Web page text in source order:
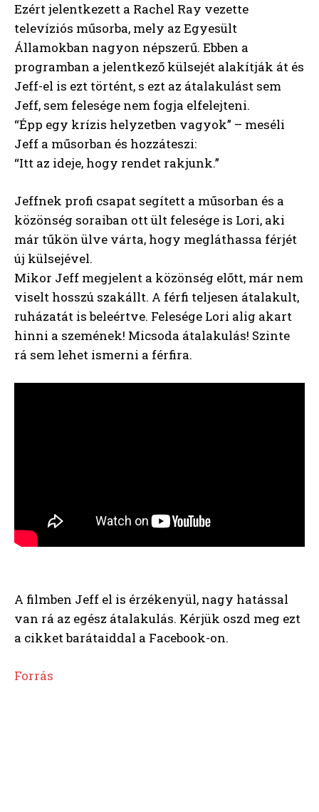
Ezért jelentkezett a Rachel Ray vezette
televíziós műsorba, mely az Egyesült
Államokban nagyon népszerű. Ebben a
programban a jelentkező külsejét alakítják át és
Jeff-el is ezt történt, s ezt az átalakulást sem
Jeff, sem felesége nem fogja elfelejteni.
“Épp egy krízis helyzetben vagyok” – meséli
Jeff a műsorban és hozzáteszi:
“Itt az ideje, hogy rendet rakjunk.”
Jeffnek profi csapat segített a műsorban és a
közönség soraiban ott ült felesége is Lori, aki
már tűkön ülve várta, hogy megláthassa férjét
új külsejével.
Mikor Jeff megjelent a közönség előtt, már nem
viselt hosszú szakállt. A férfi teljesen átalakult,
ruházatát is beleértve. Felesége Lori alig akart
hinni a szemének! Micsoda átalakulás! Szinte
rá sem lehet ismerni a férfira.
A filmben Jeff el is érzékenyül, nagy hatással
van rá az egész átalakulás. Kérjük oszd meg ezt
a cikket barátaiddal a Facebook-on.
Forrás